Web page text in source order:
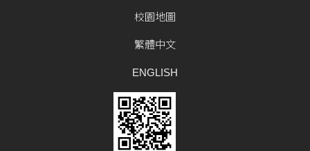
校園地圖
繁體中文
ENGLISH